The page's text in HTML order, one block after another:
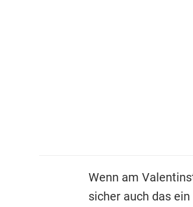
Wenn am
sicher auch das